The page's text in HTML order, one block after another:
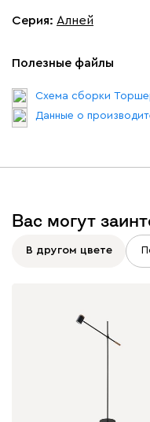
Серия: Алней
Полезные файлы
Схема сборки
Данные о
Вас могут
В другом цвете